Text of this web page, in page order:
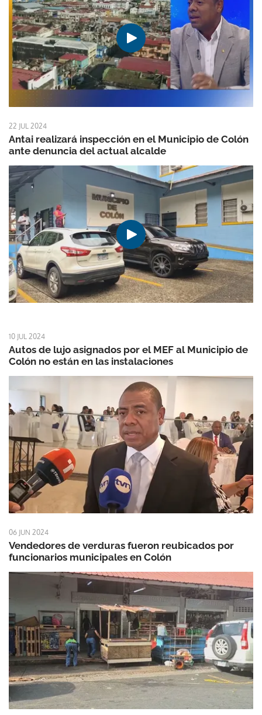
22 JUL 2024
Antai realizará inspección en el Municipio de Colón
ante denuncia del actual alcalde
10 JUL 2024
Autos de lujo asignados por el MEF al Municipio de
Colón no están en las instalaciones
06 JUN 2024
Vendedores de verduras fueron reubicados por
funcionarios municipales en Colón